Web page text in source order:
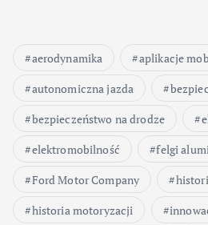
aerodynamika
aplikacje
autonomiczna jazda
bezpieczeństwo na drodze
elektromobilność
felgi
Ford Motor Company
historia motoryzacji